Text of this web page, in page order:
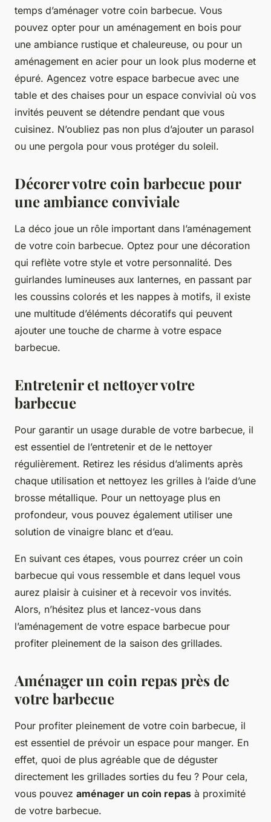
temps d’aménager votre coin barbecue. Vous
pouvez opter pour un aménagement en bois pour
une ambiance rustique et chaleureuse, ou pour un
aménagement en acier pour un look plus moderne et
épuré. Agencez votre espace barbecue avec une
table et des chaises pour un espace convivial où vos
invités peuvent se détendre pendant que vous
cuisinez. N’oubliez pas non plus d’ajouter un parasol
ou une pergola pour vous protéger du soleil.
Décorer votre coin barbecue pour
une ambiance conviviale
La déco joue un rôle important dans l’aménagement
de votre coin barbecue. Optez pour une décoration
qui reflète votre style et votre personnalité. Des
guirlandes lumineuses aux lanternes, en passant par
les coussins colorés et les nappes à motifs, il existe
une multitude d’éléments décoratifs qui peuvent
ajouter une touche de charme à votre espace
barbecue.
Entretenir et nettoyer votre
barbecue
Pour garantir un usage durable de votre barbecue, il
est essentiel de l’entretenir et de le nettoyer
régulièrement. Retirez les résidus d’aliments après
chaque utilisation et nettoyez les grilles à l’aide d’une
brosse métallique. Pour un nettoyage plus en
profondeur, vous pouvez également utiliser une
solution de vinaigre blanc et d’eau.
En suivant ces étapes, vous pourrez créer un coin
barbecue qui vous ressemble et dans lequel vous
aurez plaisir à cuisiner et à recevoir vos invités.
Alors, n’hésitez plus et lancez-vous dans
l’aménagement de votre espace barbecue pour
profiter pleinement de la saison des grillades.
Aménager un coin repas près de
votre barbecue
Pour profiter pleinement de votre coin barbecue, il
est essentiel de prévoir un espace pour manger. En
effet, quoi de plus agréable que de déguster
directement les grillades sorties du feu ? Pour cela,
vous pouvez aménager un coin repas à proximité
de votre barbecue.